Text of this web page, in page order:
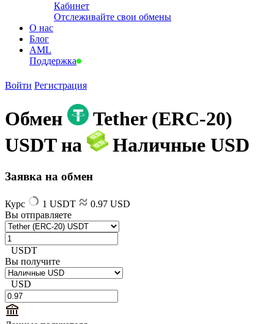
Кабинет
Отслеживайте свои обмены
О нас
Блог
AML
Поддержка
Войти Регистрация
Обмен
Tether (ERC-20)
USDT на
Наличные USD
Заявка на обмен
Курс 1 USDT
0.97 USD
Вы отправляете
USDT
Вы получите
USD